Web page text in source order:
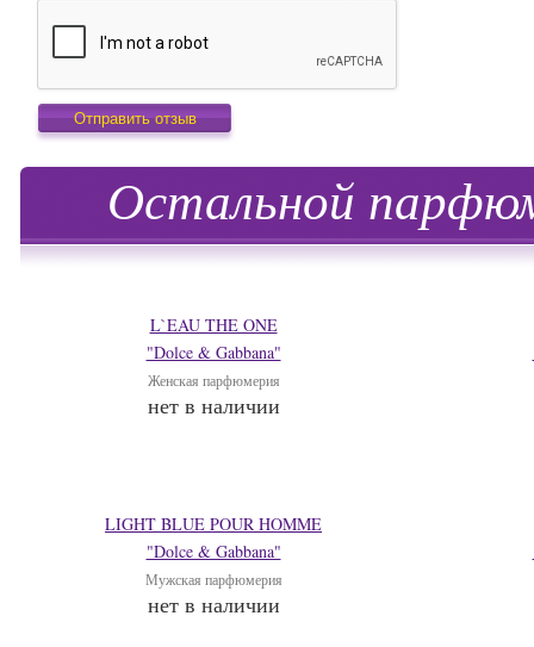
Остальной
L`EAU THE ONE
"Dolce & Gabbana"
Женская парфюмерия
нет в наличии
LIGHT BLUE POUR HOMME
"Dolce & Gabbana"
Мужская парфюмерия
нет в наличии